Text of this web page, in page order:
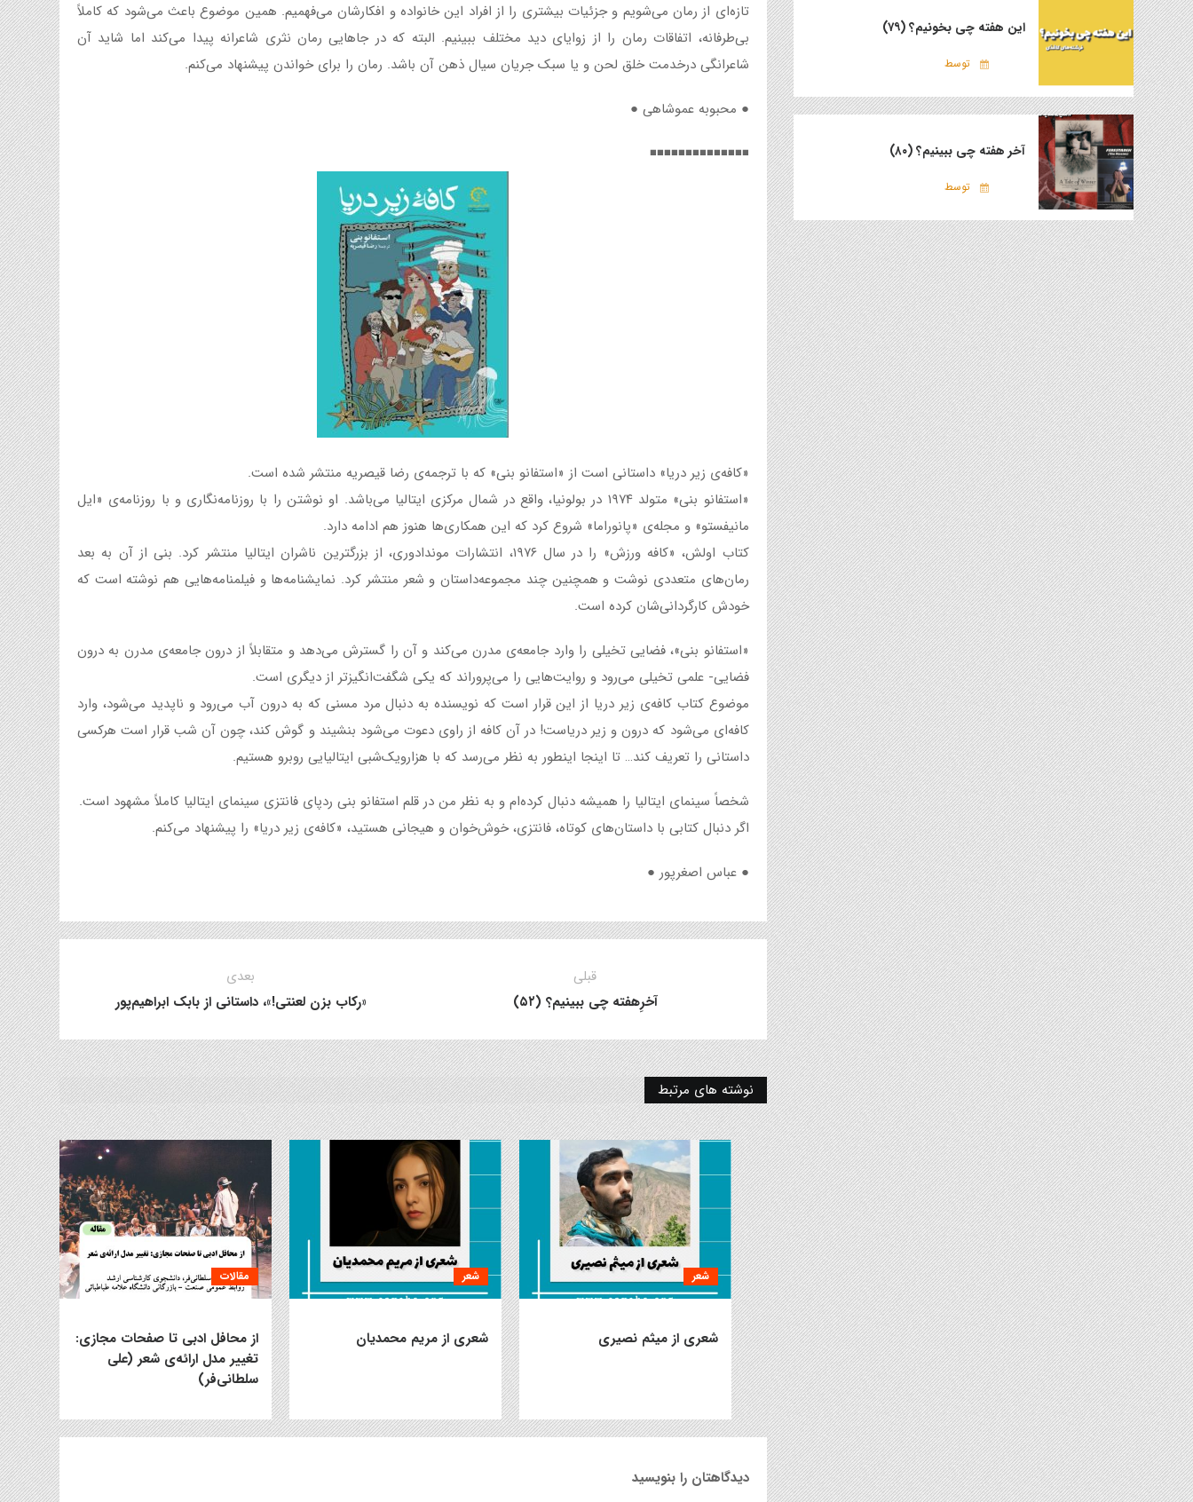
تازه‌ای از رمان می‌شویم و جزئیات بیشتری را از افراد این خانواده و افکارشان می‌فهمیم. همین موضوع باعث می‌شود که کاملاً
بی‌طرفانه، اتفاقات رمان را از زوایای دید مختلف ببینیم. البته که در جاهایی رمان نثری شاعرانه پیدا می‌کند اما شاید آن
شاعرانگی درخدمت خلق لحن و یا سبک جریان سیال ذهن آن باشد. رمان را برای خواندن پیشنهاد می‌کنم.
● محبوبه عموشاهی ●
◾️◾️◾️◾️◾️◾️◾️◾️◾️◾️◾️◾️◾️◾️
«کافه‌ی زیر دریا» داستانی است از «استفانو بنی» که با ترجمه‌ی رضا قیصریه منتشر شده است.
«استفانو بنی» متولد ۱۹۷۴ در بولونیا، واقع در شمال مرکزی ایتالیا می‌باشد. او نوشتن را با روزنامه‌نگاری و با روزنامه‌ی «ایل
مانیفستو» و مجله‌ی «پانوراما» شروع کرد که این همکاری‌ها هنوز هم ادامه دارد.
کتاب اولش، «کافه ورزش» را در سال ۱۹۷۶، انتشارات موندادوری، از‌ بزرگترین ناشران ایتالیا منتشر کرد. بنی از آن به بعد
رمان‌های متعددی نوشت و همچنین چند مجموعه‌داستان و شعر منتشر کرد. نمایشنامه‌ها و فیلمنامه‌هایی هم نوشته است که
خودش کارگردانی‌شان کرده است.
«استفانو بنی»، فضایی تخیلی را وارد جامعه‌ی مدرن می‌کند و آن را گسترش می‌دهد و متقابلاً از درون جامعه‌ی مدرن به درون
فضایی- علمی تخیلی می‌رود و روایت‌هایی را می‌پروراند که یکی شگفت‌انگیز‌تر از دیگری است.
موضوع کتاب کافه‌ی زیر دریا از این قرار است که نویسنده به دنبال مرد مسنی که به درون آب می‌رود و ناپدید می‌شود، وارد
کافه‌ای می‌شود که درون و زیر دریاست! در آن کافه از راوی دعوت می‌شود بنشیند و گوش کند، چون آن شب قرار است هرکسی
داستانی را تعریف کند… تا اینجا اینطور به نظر می‌رسد که با هزار‌و‌یک‌شبی ایتالیایی روبرو هستیم.
شخصاً سینمای ایتالیا را همیشه دنبال کرده‌ام و به نظر من در قلم استفانو بنی ردپای فانتزی سینمای ایتالیا کاملاً مشهود است.
اگر دنبال کتابی با داستان‌های کوتاه، فانتزی، خوش‌خوان و هیجانی هستید، «کافه‌ی زیر دریا» را پیشنهاد می‌کنم.
● عباس اصغرپور ●
قبلی
آخرِهفته چی ببینیم؟ (۵۲)
بعدی
«رکاب بزن لعنتی!»، داستانی از بابک ابراهیم‌پور
نوشته های مرتبط
شعر
شعری از میثم نصیری
شعر
شعری از مریم محمدیان
مقالات
از محافل ادبی تا صفحات مجازی:
تغییر مدل ارائه‌ی شعر (علی
سلطانی‌فر)
دیدگاهتان را بنویسید
این هفته چی بخونیم؟ (۷۹)
توسط
آخر هفته چی ببینیم؟ (۸۰)
توسط